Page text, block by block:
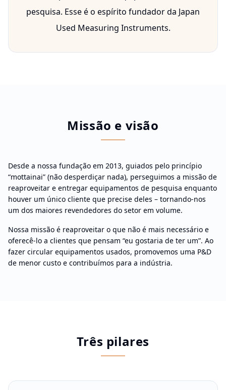
pesquisa. Esse é o espírito fundador da Japan
Used Measuring Instruments.
Missão e visão
Desde a nossa fundação em 2013, guiados pelo princípio
“mottainai” (não desperdiçar nada), perseguimos a missão de
reaproveitar e entregar equipamentos de pesquisa enquanto
houver um único cliente que precise deles – tornando-nos
um dos maiores revendedores do setor em volume.
Nossa missão é reaproveitar o que não é mais necessário e
oferecê-lo a clientes que pensam “eu gostaria de ter um”. Ao
fazer circular equipamentos usados, promovemos uma P&D
de menor custo e contribuímos para a indústria.
Três pilares